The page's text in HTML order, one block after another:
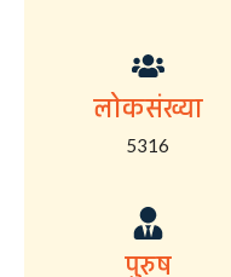
लोकसंख्या
5316
पुरुष